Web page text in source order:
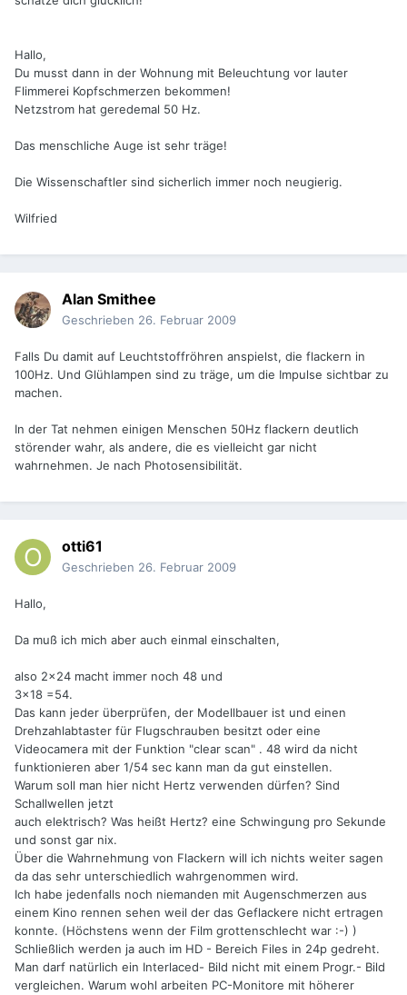
Hallo,
Du musst dann in der Wohnung mit Beleuchtung vor lauter
Flimmerei Kopfschmerzen bekommen!
Netzstrom hat geredemal 50 Hz.
Das menschliche Auge ist sehr träge!
Die Wissenschaftler sind sicherlich immer noch neugierig.
Wilfried
Alan Smithee
Geschrieben 26. Februar 2009
Falls Du damit auf Leuchtstoffröhren anspielst, die flackern in
100Hz. Und Glühlampen sind zu träge, um die Impulse sichtbar zu
machen.
In der Tat nehmen einigen Menschen 50Hz flackern deutlich
störender wahr, als andere, die es vielleicht gar nicht
wahrnehmen. Je nach Photosensibilität.
otti61
Geschrieben 26. Februar 2009
Hallo,
Da muß ich mich aber auch einmal einschalten,
also 2x24 macht immer noch 48 und
3x18 =54.
Das kann jeder überprüfen, der Modellbauer ist und einen
Drehzahlabtaster für Flugschrauben besitzt oder eine
Videocamera mit der Funktion "clear scan" . 48 wird da nicht
funktionieren aber 1/54 sec kann man da gut einstellen.
Warum soll man hier nicht Hertz verwenden dürfen? Sind
Schallwellen jetzt
auch elektrisch? Was heißt Hertz? eine Schwingung pro Sekunde
und sonst gar nix.
Über die Wahrnehmung von Flackern will ich nichts weiter sagen
da das sehr unterschiedlich wahrgenommen wird.
Ich habe jedenfalls noch niemanden mit Augenschmerzen aus
einem Kino rennen sehen weil der das Geflackere nicht ertragen
konnte. (Höchstens wenn der Film grottenschlecht war :-) )
Schließlich werden ja auch im HD - Bereich Files in 24p gedreht.
Man darf natürlich ein Interlaced- Bild nicht mit einem Progr.- Bild
vergleichen. Warum wohl arbeiten PC-Monitore mit höherer